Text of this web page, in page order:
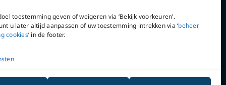
toestemming geven of weigeren via ‘Bekijk voorkeuren’.
u later altijd aanpassen of uw toestemming intrekken via ‘beheer
cookies’ in de footer.
VNC Statuten